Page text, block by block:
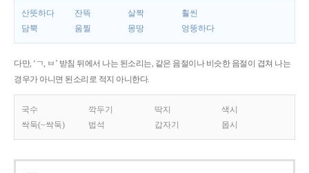
산뜻하다 잔뜩 살짝
훨씬
담뿍
움찔 몽땅 엉뚱하다
다만, ‘ㄱ, ㅂ’ 받침 뒤에서 나는 된소리는, 같은 음절이나 비슷한 음절이 겹쳐 나는
경우가 아니면 된소리로 적지 아니한다.
국수 깍두기 딱지
색시
싹둑(~싹둑)
법석 갑자기 몹시